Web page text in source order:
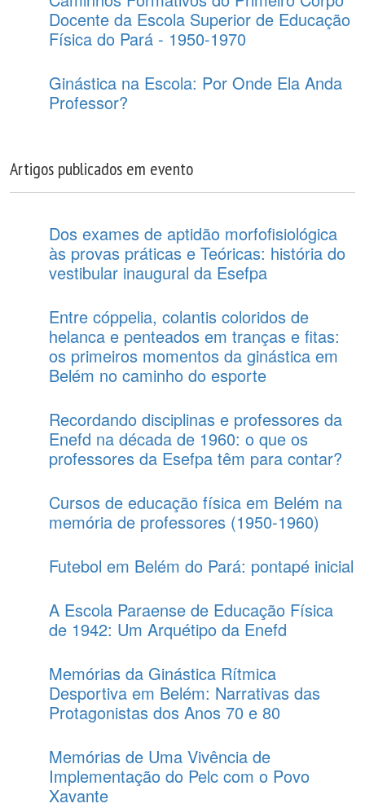
Docente da Escola Superior de Educação
Física do Pará - 1950-1970
Ginástica na Escola: Por Onde Ela Anda
Professor?
Artigos publicados em evento
Dos exames de aptidão morfofisiológica
às provas práticas e Teóricas: história do
vestibular inaugural da Esefpa
Entre cóppelia, colantis coloridos de
helanca e penteados em tranças e fitas:
os primeiros momentos da ginástica em
Belém no caminho do esporte
Recordando disciplinas e professores da
Enefd na década de 1960: o que os
professores da Esefpa têm para contar?
Cursos de educação física em Belém na
memória de professores (1950-1960)
Futebol em Belém do Pará: pontapé inicial
A Escola Paraense de Educação Física
de 1942: Um Arquétipo da Enefd
Memórias da Ginástica Rítmica
Desportiva em Belém: Narrativas das
Protagonistas dos Anos 70 e 80
Memórias de Uma Vivência de
Implementação do Pelc com o Povo
Xavante